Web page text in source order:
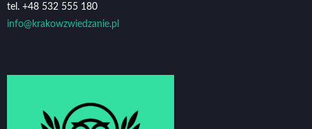
tel. +48 532 555 180
info@krakowzwiedzanie.pl